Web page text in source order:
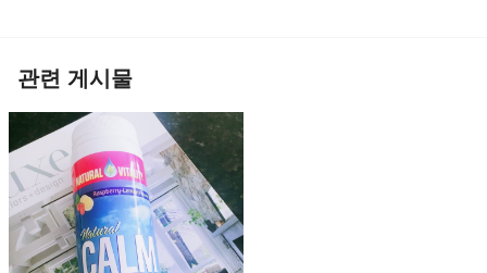
관련 게시물